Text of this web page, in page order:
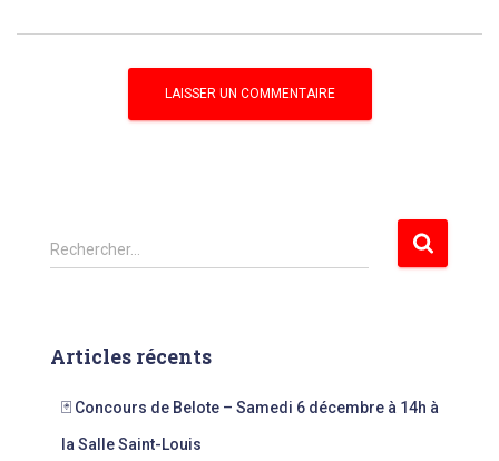
R
e
r
Rechercher…
Articles récents
🃏 Concours de Belote – Samedi 6 décembre à 14h à
la Salle Saint-Louis